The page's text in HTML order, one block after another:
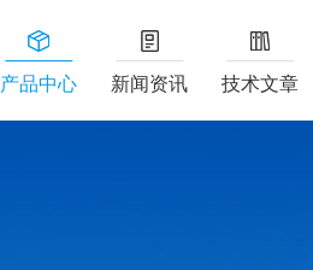
产品中心 新闻资讯 技术文章